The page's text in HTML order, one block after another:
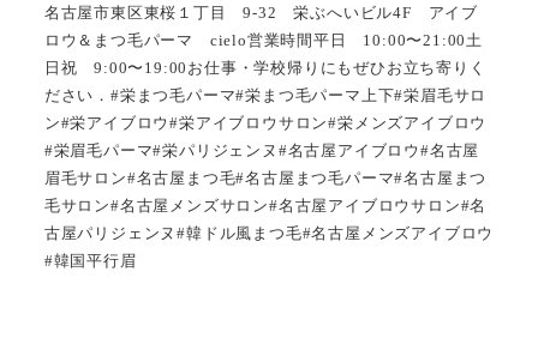
名古屋市東区東桜１丁目 9-32 栄ぶへいビル4F アイブ
ロウ＆まつ毛パーマ cielo営業時間平日 10:00〜21:00土
日祝 9:00〜19:00お仕事・学校帰りにもぜひお立ち寄りく
ださい‎️．#栄まつ毛パーマ#栄まつ毛パーマ上下#栄眉毛サロ
ン#栄アイブロウ#栄アイブロウサロン#栄メンズアイブロウ
#栄眉毛パーマ#栄パリジェンヌ#名古屋アイブロウ#名古屋
眉毛サロン#名古屋まつ毛#名古屋まつ毛パーマ#名古屋まつ
毛サロン#名古屋メンズサロン#名古屋アイブロウサロン#名
古屋パリジェンヌ#韓ドル風まつ毛#名古屋メンズアイブロウ
#韓国平行眉